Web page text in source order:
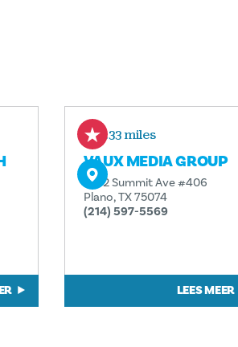
8.33 miles
VAUX MEDIA GROUP
2552 Summit Ave #406
Plano, TX 75074
(214) 597-5569
LEES MEER